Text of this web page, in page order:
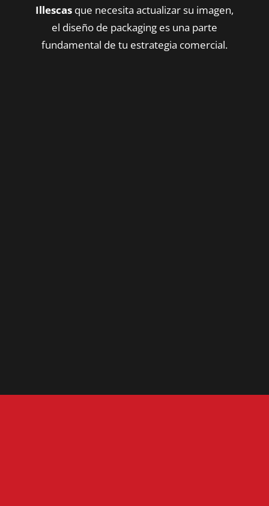
Illescas que necesita actualizar su imagen,
el diseño de packaging es una parte
fundamental de tu estrategia comercial.